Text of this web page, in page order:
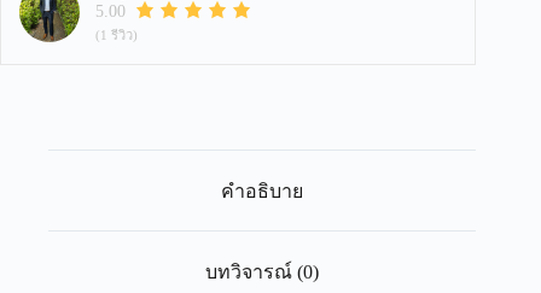
5.00
(1 รีวิว)
คำอธิบาย
บทวิจารณ์ (0)